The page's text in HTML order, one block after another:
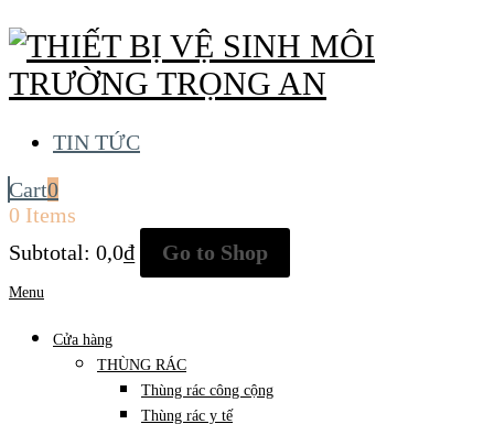
TIN TỨC
Cart0
0 Items
Subtotal: 0,0₫ Go to Shop
Menu
Cửa hàng
THÙNG RÁC
Thùng rác công cộng
Thùng rác y tế